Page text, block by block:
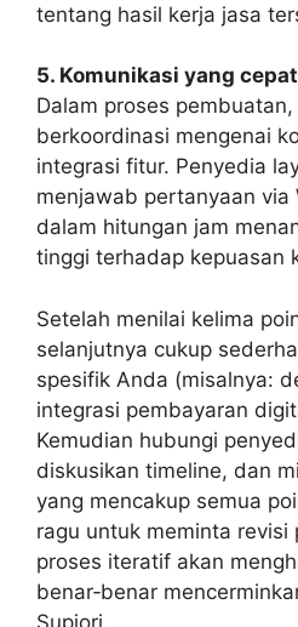
tentang hasil kerja jasa
5. Komunikasi yang
Dalam proses
berkoordinasi mengenai
integrasi fitur. Penyedia
menjawab pertanyaan via
dalam hitungan jam
tinggi terhadap kepuasan
Setelah menilai kelima
selanjutnya cukup
spesifik Anda (misalnya:
integrasi pembayaran
Kemudian hubungi
diskusikan timeline, dan
yang mencakup semua
ragu untuk meminta
proses iteratif akan
benar‑benar
Supiori.